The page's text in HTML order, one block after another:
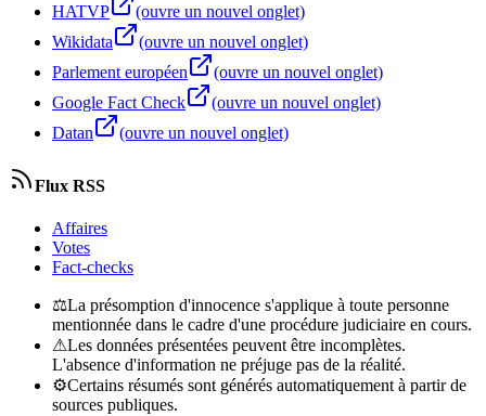
HATVP
(ouvre un nouvel onglet)
Wikidata
(ouvre un nouvel onglet)
Parlement européen
(ouvre un nouvel onglet)
Google Fact Check
(ouvre un nouvel onglet)
Datan
(ouvre un nouvel onglet)
Flux RSS
Affaires
Votes
Fact-checks
⚖La présomption d'innocence s'applique à toute personne
mentionnée dans le cadre d'une procédure judiciaire en cours.
⚠Les données présentées peuvent être incomplètes.
L'absence d'information ne préjuge pas de la réalité.
⚙Certains résumés sont générés automatiquement à partir de
sources publiques.